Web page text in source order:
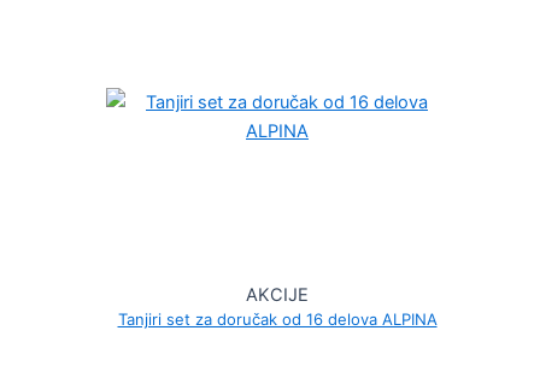
AKCIJE
Tanjiri set za doručak od 16 delova ALPINA